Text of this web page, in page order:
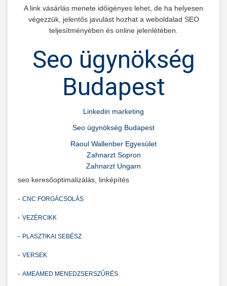
A link vásárlás menete időigényes lehet, de ha helyesen
végezzük, jelentős javulást hozhat a weboldalad SEO
teljesítményében és online jelenlétében.
Seo ügynökség
Budapest
Linkedin marketing
Seo ügynökség Budapest
Raoul Wallenber Egyesület
Zahnarzt Sopron
Zahnarzt Ungarn
seo keresőoptimalizálás, linképítés
- CNC FORGÁCSOLÁS
- VEZÉRCIKK
- PLASZTIKAI SEBÉSZ
- VERSEK
- AMEAMED MENEDZSERSZŰRÉS